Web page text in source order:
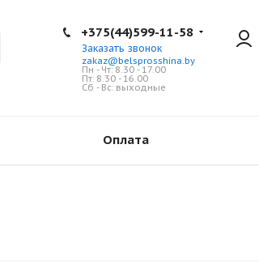
+375(44)599-11-58
Заказать звонок
zakaz@belsprosshina.by
Пн - Чт: 8.30 - 17.00
Пт: 8.30 - 16.00
Сб - Вс: выходные
Оплата